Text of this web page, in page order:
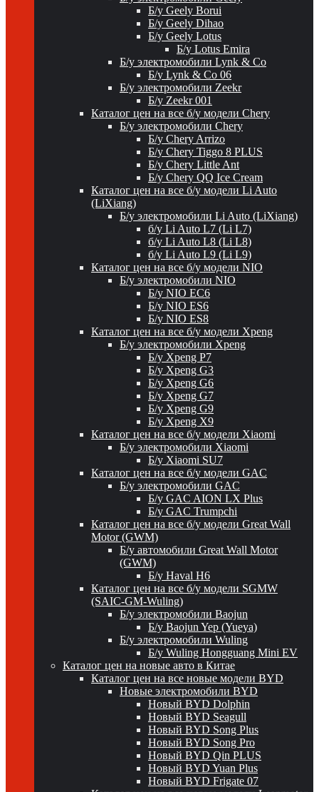
Б/у Geely Borui
Б/у Geely Dihao
Б/у Geely Lotus
Б/у Lotus Emira
Б/у электромобили Lynk & Co
Б/у Lynk & Co 06
Б/у электромобили Zeekr
Б/у Zeekr 001
Каталог цен на все б/у модели Chery
Б/у электромобили Chery
Б/у Chery Arrizo
Б/у Chery Tiggo 8 PLUS
Б/у Chery Little Ant
Б/у Chery QQ Ice Cream
Каталог цен на все б/у модели Li Auto
(LiXiang)
Б/у электромобили Li Auto (LiXiang)
б/у Li Auto L7 (Li L7)
б/у Li Auto L8 (Li L8)
б/у Li Auto L9 (Li L9)
Каталог цен на все б/у модели NIO
Б/у электромобили NIO
Б/у NIO EC6
Б/у NIO ES6
Б/у NIO ES8
Каталог цен на все б/у модели Xpeng
Б/у электромобили Xpeng
Б/у Xpeng P7
Б/у Xpeng G3
Б/у Xpeng G6
Б/у Xpeng G7
Б/у Xpeng G9
Б/у Xpeng X9
Каталог цен на все б/у модели Xiaomi
Б/у электромобили Xiaomi
Б/у Xiaomi SU7
Каталог цен на все б/у модели GAC
Б/у электромобили GAC
Б/у GAC AION LX Plus
Б/у GAC Trumpchi
Каталог цен на все б/у модели Great Wall
Motor (GWM)
Б/у автомобили Great Wall Motor
(GWM)
Б/у Haval H6
Каталог цен на все б/у модели SGMW
(SAIC-GM-Wuling)
Б/у электромобили Baojun
Б/у Baojun Yep (Yueya)
Б/у электромобили Wuling
Б/у Wuling Hongguang Mini EV
Каталог цен на новые авто в Китае
Каталог цен на все новые модели BYD
Новые электромобили BYD
Новый BYD Dolphin
Новый BYD Seagull
Новый BYD Song Plus
Новый BYD Song Pro
Новый BYD Qin PLUS
Новый BYD Yuan Plus
Новый BYD Frigate 07